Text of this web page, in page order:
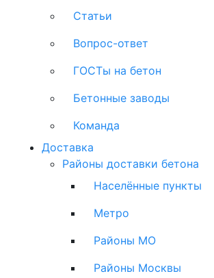
Статьи
Вопрос-ответ
ГОСТы на бетон
Бетонные заводы
Команда
Доставка
Районы доставки бетона
Населённые пункты
Метро
Районы МО
Районы Москвы